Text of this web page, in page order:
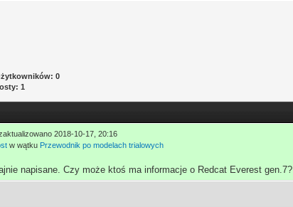
0
1
2018-10-17, 20:16
w wątku Przewodnik po modelach trialowych
napisane. Czy może ktoś ma informacje o Redcat Everest gen.7?